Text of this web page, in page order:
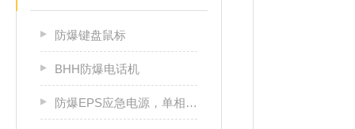
防爆键盘鼠标
BHH防爆电话机
防爆EPS应急电源，单相/三相电源箱